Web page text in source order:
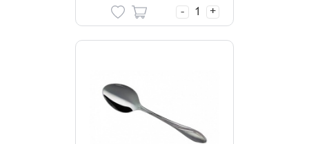
- +